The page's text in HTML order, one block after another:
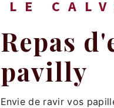
LE
repas d'entreprise à
pavilly
Envie de ravir vos